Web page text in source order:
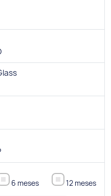
6 meses 12 meses